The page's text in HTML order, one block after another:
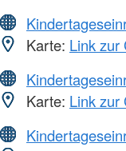
Karte: Link zur
Karte: Link zur